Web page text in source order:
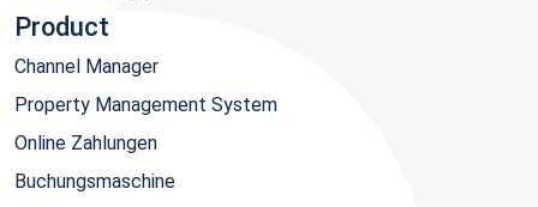
Product
Channel Manager
Property Management System
Online Zahlungen
Buchungsmaschine